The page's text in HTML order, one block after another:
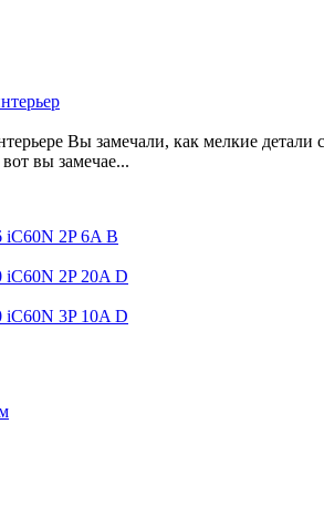
Вы замечали, как мелкие
вы замечае...
iC60N 2P 6A B
iC60N 2P 20A D
iC60N 3P 10A D